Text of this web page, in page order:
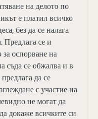
на делото по
е платил всичко
без да се налага
Предлага се и
за оспорване на
съда се обжалва и в
да се
с участие на
не могат да
докаже всичките си